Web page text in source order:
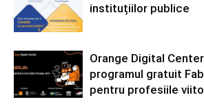
instituțiilor publice
Orange Digital
programul gratuit
pentru profesiile